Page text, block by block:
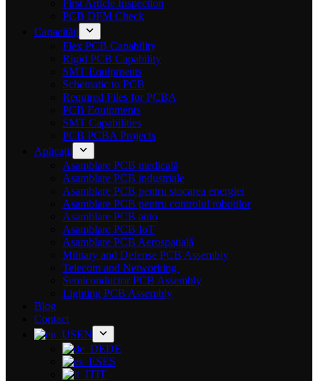
First Article Inspection
PCB DFM Check
Capacități
Flex PCB Capability
Rigid PCB Capability
SMT Equipments
Schematic to PCB
Required Files for PCBA
PCB Equipments
SMT Capabilities
PCB PCBA Projects
Aplicații
Asamblare PCB medicală
Asamblare PCB industriale
Asamblare PCB pentru stocarea energiei
Asamblare PCB pentru controlul roboților
Asamblare PCB auto
Asamblare PCB IoT
Asamblare PCB Aerospațială
Military and Defense PCB Assembly
Telecom and Networking
Semiconductor PCB Assembly
Lighting PCB Assembly
Blog
Contact
EN
DE
ES
IT